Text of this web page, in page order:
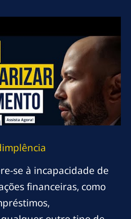
se à incapacidade de
financeiras, como